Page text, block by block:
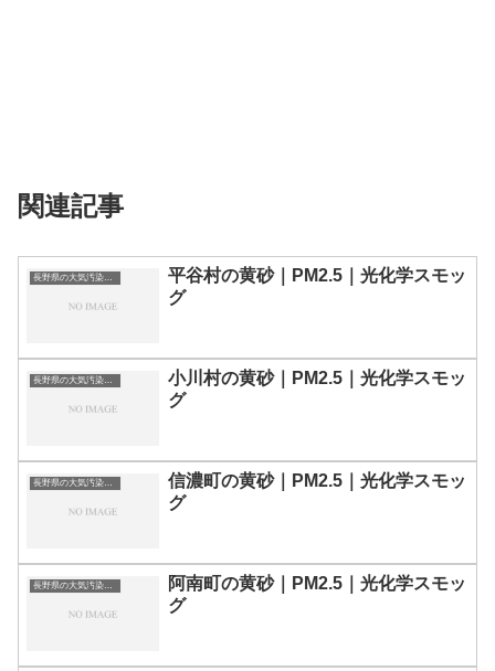
関連記事
長野県の大気汚染・PM2.5・黄砂・エアロゾルの数値
平谷村の黄砂｜PM2.5｜光化学スモッ
グ
長野県の大気汚染・PM2.5・黄砂・エアロゾルの数値
小川村の黄砂｜PM2.5｜光化学スモッ
グ
長野県の大気汚染・PM2.5・黄砂・エアロゾルの数値
信濃町の黄砂｜PM2.5｜光化学スモッ
グ
長野県の大気汚染・PM2.5・黄砂・エアロゾルの数値
阿南町の黄砂｜PM2.5｜光化学スモッ
グ